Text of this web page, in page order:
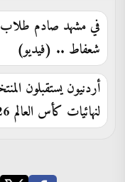
في مشهد صادم طلاب
شعفاط .. (فيديو)
أردنيون يستقبلون
لنهائيات كأس العالم 2026 .. فيديو